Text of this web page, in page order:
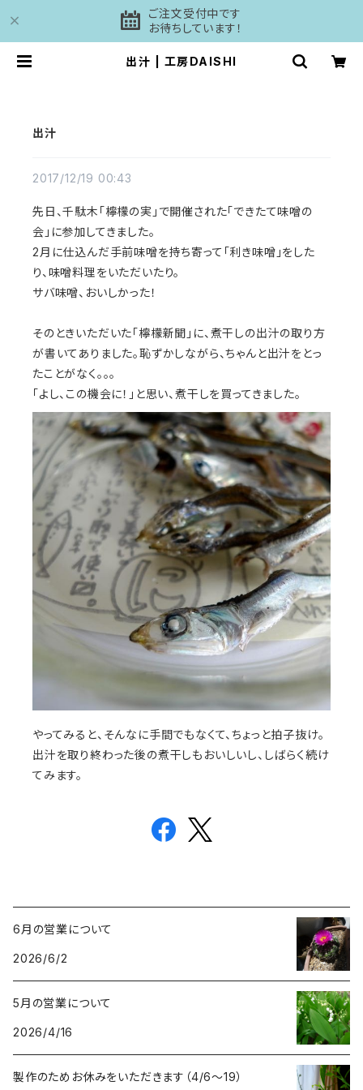
ご注文受付中です
お待ちしています！
出汁 | 工房DAISHI
出汁
2017/12/19 00:43
先日、千駄木「檸檬の実」で開催された「できたて味噌の
会」に参加してきました。
2月に仕込んだ手前味噌を持ち寄って「利き味噌」をした
り、味噌料理をいただいたり。
サバ味噌、おいしかった！
そのときいただいた「檸檬新聞」に、煮干しの出汁の取り方
が書いてありました。恥ずかしながら、ちゃんと出汁をとっ
たことがなく。。。
「よし、この機会に！」と思い、煮干しを買ってきました。
やってみると、そんなに手間でもなくて、ちょっと拍子抜け。
出汁を取り終わった後の煮干しもおいしいし、しばらく続け
てみます。
6月の営業について
2026/6/2
5月の営業について
2026/4/16
製作のためお休みをいただきます（4/6〜19）